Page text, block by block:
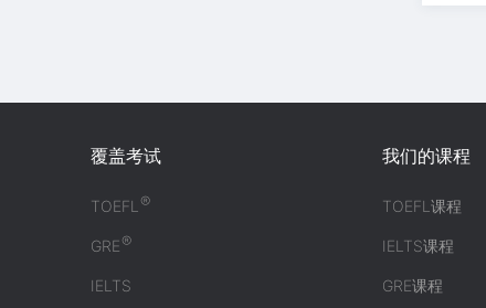
覆盖考试
TOEFL®
GRE®
IELTS
我们的课程
TOEFL课程
IELTS课程
GRE课程